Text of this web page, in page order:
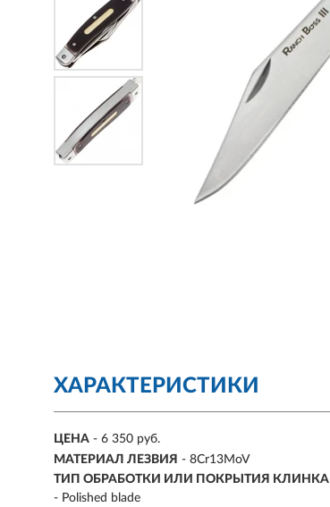
ХАРАКТЕРИСТИКИ
ЦЕНА - 6 350 руб.
МАТЕРИАЛ ЛЕЗВИЯ - 8Cr13MoV
ТИП ОБРАБОТКИ ИЛИ ПОКРЫТИЯ КЛИНКА
- Polished blade